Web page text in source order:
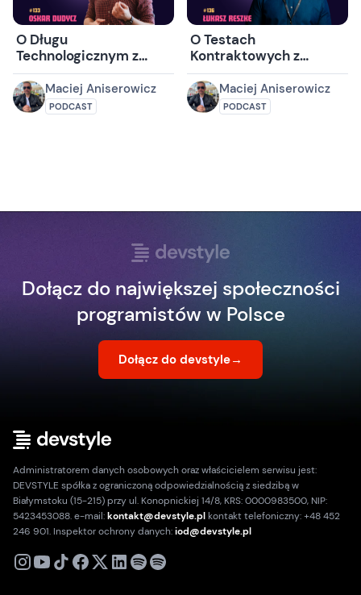
O Długu
Technologicznym z
Oskarem Dudyczem
Maciej Aniserowicz
PODCAST
O Testach
Kontraktowych z
Łukaszem Reszke
Maciej Aniserowicz
PODCAST
Dołącz do największej społeczności
programistów w Polsce
Dołącz do devstyle→
Administratorem danych osobowych oraz właścicielem serwisu jest:
DEVSTYLE spółka z ograniczoną odpowiedzialnością z siedzibą w
Białymstoku (15-215) przy ul. Konopnickiej 14/8, KRS: 0000983500, NIP:
5423453088. e-mail:kontakt@devstyle.plkontakt telefoniczny: +48 452
246 901. Inspektor ochrony danych:iod@devstyle.pl
X